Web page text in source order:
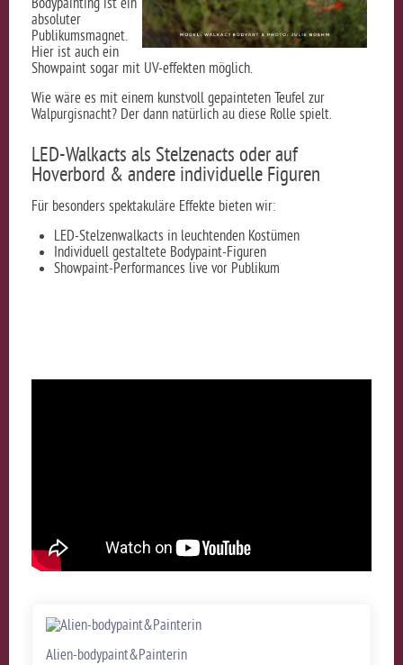
Bodypainting ist ein
absoluter
Publikumsmagnet.
Hier ist auch ein
Showpaint sogar mit UV-effekten möglich.
Wie wäre es mit einem kunstvoll gepainteten Teufel zur
Walpurgisnacht? Der dann natürlich au diese Rolle spielt.
LED-Walkacts als Stelzenacts oder auf
Hoverbord & andere individuelle Figuren
Für besonders spektakuläre Effekte bieten wir:
LED-Stelzenwalkacts in leuchtenden Kostümen
Individuell gestaltete Bodypaint-Figuren
Showpaint-Performances live vor Publikum
Alien-bodypaint&Painterin